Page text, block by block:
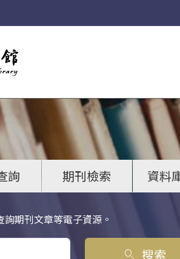
詢 期刊檢索 資料
期刊文章等電子資源。
search 搜索